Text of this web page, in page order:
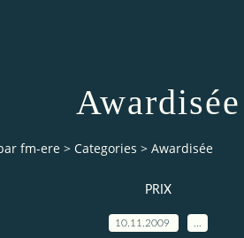
Awardisée
fm-ere > Categories > Awardisée
PRIX
10.11.2009